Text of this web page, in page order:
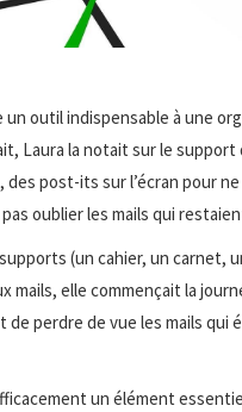
un outil indispensable à une
Laura la notait sur le
post-its sur l’écran pour
oublier les mails qui
(un cahier, un carnet,
mails, elle commençait la
perdre de vue les mails
un élément